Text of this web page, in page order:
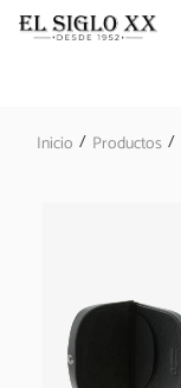
Inicio / Productos /